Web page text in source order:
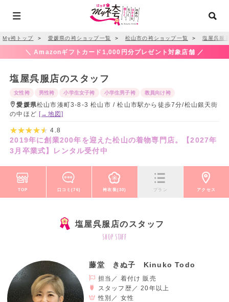
My袴トップ ＞ 愛媛県の袴ショップ一覧 ＞ 松山市の袴ショップ一覧 ＞ 塩屋呉服
＼ Amazonギフトカード1,000円分プレゼント対象店舗 ／
塩屋呉服店のスタッフ
女性袴 男性袴 小学生女子袴 小学生男子袴 教員向け袴
愛媛県松山市湊町3-8-3 松山市 / 松山市駅から徒歩7分/松山銀天街
の中ほど[→地図]
4.8
2019年に創業200年を迎えた松山の着物専門店。【2027年
3月卒業式】レンタル受付中
TOP 口コミ(76) 袴衣装(30) プラン アクセス
塩屋呉服店のスタッフ
shop staff
藤堂 きぬ子 Kinuko Todo
担当／ 着付け 販売
スタッフ歴／ 20年以上
性別／ 女性